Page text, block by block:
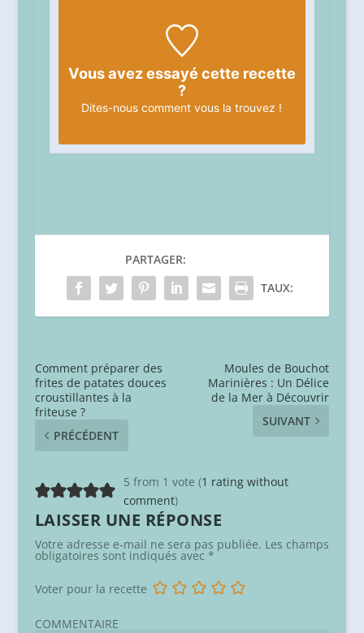
Vous avez essayé cette recette
?
Dites-nous comment vous la trouvez !
PARTAGER:
TAUX:
Comment préparer des
frites de patates douces
croustillantes à la
friteuse ?
PRÉCÉDENT
Moules de Bouchot
Marinières : Un Délice
de la Mer à Découvrir
SUIVANT
5 from 1 vote (1 rating without
comment)
LAISSER UNE RÉPONSE
Votre adresse e-mail ne sera pas publiée. Les champs
obligatoires sont indiqués avec *
Voter pour la recette
COMMENTAIRE